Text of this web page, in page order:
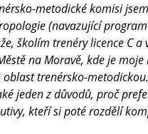
metodické komisi
(navazující
školím trenéry licence C
na Moravě, kde je
trenérsko-
jeden z důvodů, proč
kteří si poté rozdělí